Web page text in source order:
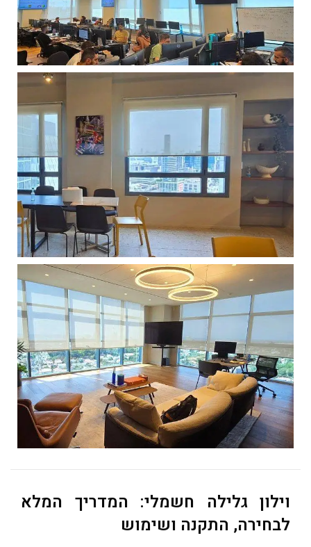
וילון גלילה חשמלי: המדריך המלא
לבחירה, התקנה ושימוש